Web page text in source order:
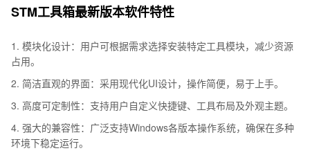
STM工具箱最新版本软件特性
1. 模块化设计：用户可根据需求选择安装特定工具模块，减少资源
占用。
2. 简洁直观的界面：采用现代化UI设计，操作简便，易于上手。
3. 高度可定制性：支持用户自定义快捷键、工具布局及外观主题。
4. 强大的兼容性：广泛支持Windows各版本操作系统，确保在多种
环境下稳定运行。